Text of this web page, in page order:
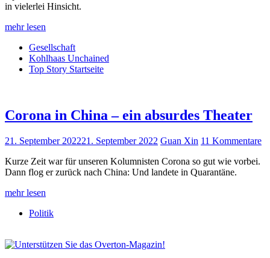
in vielerlei Hinsicht.
mehr lesen
Gesellschaft
Kohlhaas Unchained
Top Story Startseite
Corona in China – ein absurdes Theater
21. September 202221. September 2022 Guan Xin 11 Kommentare
Kurze Zeit war für unseren Kolumnisten Corona so gut wie vorbei.
Dann flog er zurück nach China: Und landete in Quarantäne.
mehr lesen
Politik